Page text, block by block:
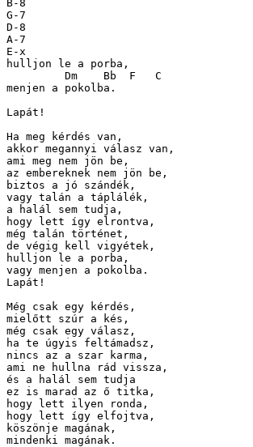
B-8
G-7
D-8
A-7
E-x
hulljon le a porba,
         Dm    Bb  F   C
menjen a pokolba.
Lapát!
Ha meg kérdés van,
akkor megannyi válasz van,
ami meg nem jön be,
az embereknek nem jön be,
biztos a jó szándék,
vagy talán a táplálék,
a halál sem tudja,
hogy lett így elrontva,
még talán történet,
de végig kell vigyétek,
hulljon le a porba,
vagy menjen a pokolba.
Lapát!
Még csak egy kérdés,
mielőtt szúr a kés,
még csak egy válasz,
ha te úgyis feltámadsz,
nincs az a szar karma,
ami ne hullna rád vissza,
és a halál sem tudja
ez is marad az ő titka,
hogy lett ilyen ronda,
hogy lett így elfojtva,
köszönje magának,
mindenki magának.